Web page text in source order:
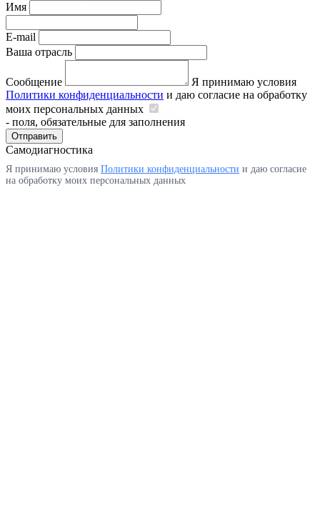
Имя
E-mail
Ваша отрасль
Сообщение
Я принимаю условия
Политики конфиденциальности и даю согласие на обработку
моих персональных данных
- поля, обязательные для заполнения
Отправить
Самодиагностика
Я принимаю условия Политики конфиденциальности и даю согласие
на обработку моих персональных данных